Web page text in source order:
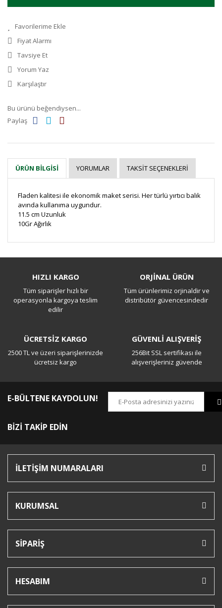
Fiyat Alarmı
Tavsiye Et
Yorum Yaz
Karşılaştır
Bu ürünü beğendiysen...
Paylaş
ÜRÜN BILGISI YORUMLAR TAKSIT SEÇENEKLERI
Fladen kalitesi ile ekonomik maket serisi. Her türlü yırtıcı balık
avında kullanıma uygundur.
11.5 cm Uzunluk
10Gr Ağırlık
Yorum Yaz
HIZLI KARGO
Tüm siparişler hızlı bir
operasyonla kargoya teslim
edilir
ORJİNAL ÜRÜN
Tüm ürünlerimiz orjinaldir ve
distribütör güvencesindedir
ÜCRETSİZ KARGO
2500 TL ve üzeri siparişlerinizde
ücretsiz kargo
GÜVENLİ ALIŞVERİŞ
256Bit SSL sertifikası ile
alışverişleriniz güvende
E-BÜLTENE KAYDOLUN!
BİZİ TAKİP EDİN
İLETİŞİM NUMARALARI
KURUMSAL
SİPARİŞ
HESABIM